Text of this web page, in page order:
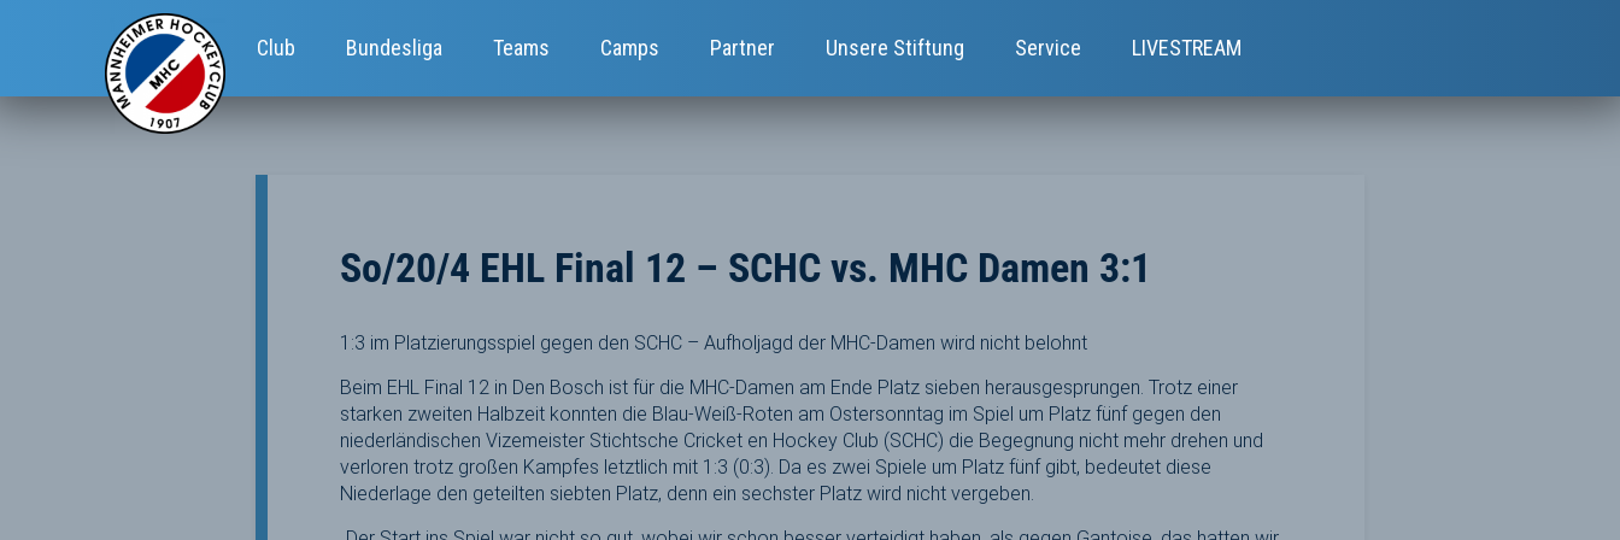
Club Bundesliga Teams Camps Partner Unsere Stiftung Service LIVESTREAM
So/20/4 EHL Final 12 – SCHC vs. MHC Damen 3:1
1:3 im Platzierungsspiel gegen den SCHC – Aufholjagd der MHC-Damen wird nicht belohnt
Beim EHL Final 12 in Den Bosch ist für die MHC-Damen am Ende Platz sieben herausgesprungen. Trotz einer
starken zweiten Halbzeit konnten die Blau-Weiß-Roten am Ostersonntag im Spiel um Platz fünf gegen den
niederländischen Vizemeister Stichtsche Cricket en Hockey Club (SCHC) die Begegnung nicht mehr drehen und
verloren trotz großen Kampfes letztlich mit 1:3 (0:3). Da es zwei Spiele um Platz fünf gibt, bedeutet diese
Niederlage den geteilten siebten Platz, denn ein sechster Platz wird nicht vergeben.